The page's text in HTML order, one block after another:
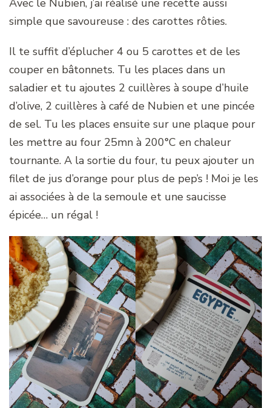
simple que savoureuse : des carottes rôties.
Il te suffit d’éplucher 4 ou 5 carottes et de les
couper en bâtonnets. Tu les places dans un
saladier et tu ajoutes 2 cuillères à soupe d’huile
d’olive, 2 cuillères à café de Nubien et une pincée
de sel. Tu les places ensuite sur une plaque pour
les mettre au four 25mn à 200°C en chaleur
tournante. A la sortie du four, tu peux ajouter un
filet de jus d’orange pour plus de pep’s ! Moi je les
ai associées à de la semoule et une saucisse
épicée… un régal !